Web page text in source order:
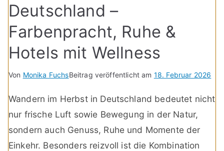
Deutschland –
Farbenpracht, Ruhe &
Hotels mit Wellness
Von Monika FuchsBeitrag veröffentlicht am 18. Februar 2026
Wandern im Herbst in Deutschland bedeutet nicht
nur frische Luft sowie Bewegung in der Natur,
sondern auch Genuss, Ruhe und Momente der
Einkehr. Besonders reizvoll ist die Kombination